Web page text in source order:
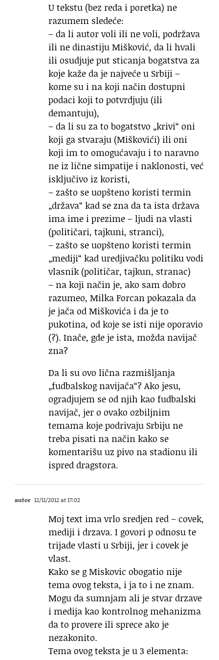
U tekstu (bez reda i poretka) ne
razumem sledeće:
– da li autor voli ili ne voli, podržava
ili ne dinastiju Mišković, da li hvali
ili osudjuje put sticanja bogatstva za
koje kaže da je najveće u Srbiji –
kome su i na koji način dostupni
podaci koji to potvrdjuju (ili
demantuju),
– da li su za to bogatstvo „krivi“ oni
koji ga stvaraju (Miškovići) ili oni
koji im to omogućavaju i to naravno
ne iz lične simpatije i naklonosti, već
isključivo iz koristi,
– zašto se uopšteno koristi termin
„država“ kad se zna da ta ista država
ima ime i prezime – ljudi na vlasti
(političari, tajkuni, stranci),
– zašto se uopšteno koristi termin
„mediji“ kad uredjivačku politiku vodi
vlasnik (političar, tajkun, stranac)
– na koji način je, ako sam dobro
razumeo, Milka Forcan pokazala da
je jača od Miškovića i da je to
pukotina, od koje se isti nije oporavio
(?). Inače, gde je ista, možda navijač
zna?
Da li su ovo lična razmišljanja
„fudbalskog navijača“? Ako jesu,
ogradjujem se od njih kao fudbalski
navijač, jer o ovako ozbiljnim
temama koje podrivaju Srbiju ne
treba pisati na način kako se
komentarišu uz pivo na stadionu ili
ispred dragstora.
autor 12/11/2012 at 17:02
Moj text ima vrlo sredjen red – covek,
mediji i drzava. I govori p odnosu te
trijade vlasti u Srbiji, jer i covek je
vlast.
Kako se g Miskovic obogatio nije
tema ovog teksta, i ja to i ne znam.
Mogu da sumnjam ali je stvar drzave
i medija kao kontrolnog mehanizma
da to provere ili sprece ako je
nezakonito.
Tema ovog teksta je u 3 elementa: